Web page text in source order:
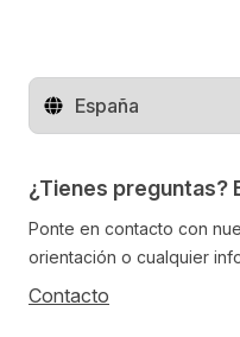
Cambiar de región
¿Tienes preguntas?
Ponte en contacto con
orientación o cualquier
Contacto